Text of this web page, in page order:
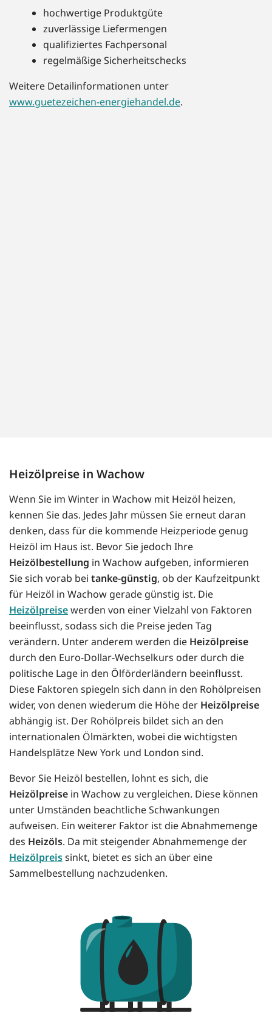
hochwertige Produktgüte
zuverlässige Liefermengen
qualifiziertes Fachpersonal
regelmäßige Sicherheitschecks
Weitere Detailinformationen unter
www.guetezeichen-energiehandel.de.
Heizölpreise in Wachow
Wenn Sie im Winter in Wachow mit Heizöl heizen,
kennen Sie das. Jedes Jahr müssen Sie erneut daran
denken, dass für die kommende Heizperiode genug
Heizöl im Haus ist. Bevor Sie jedoch Ihre
Heizölbestellung in Wachow aufgeben, informieren
Sie sich vorab bei tanke-günstig, ob der Kaufzeitpunkt
für Heizöl in Wachow gerade günstig ist. Die
Heizölpreisewerden von einer Vielzahl von Faktoren
beeinflusst, sodass sich die Preise jeden Tag
verändern. Unter anderem werden die Heizölpreise
durch den Euro-Dollar-Wechselkurs oder durch die
politische Lage in den Ölförderländern beeinflusst.
Diese Faktoren spiegeln sich dann in den Rohölpreisen
wider, von denen wiederum die Höhe der Heizölpreise
abhängig ist. Der Rohölpreis bildet sich an den
internationalen Ölmärkten, wobei die wichtigsten
Handelsplätze New York und London sind.
Bevor Sie Heizöl bestellen, lohnt es sich, die
Heizölpreise in Wachow zu vergleichen. Diese können
unter Umständen beachtliche Schwankungen
aufweisen. Ein weiterer Faktor ist die Abnahmemenge
des Heizöls. Da mit steigender Abnahmemenge der
Heizölpreissinkt, bietet es sich an über eine
Sammelbestellung nachzudenken.